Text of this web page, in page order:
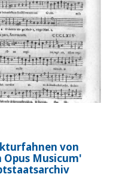
von
Opus Musicum'